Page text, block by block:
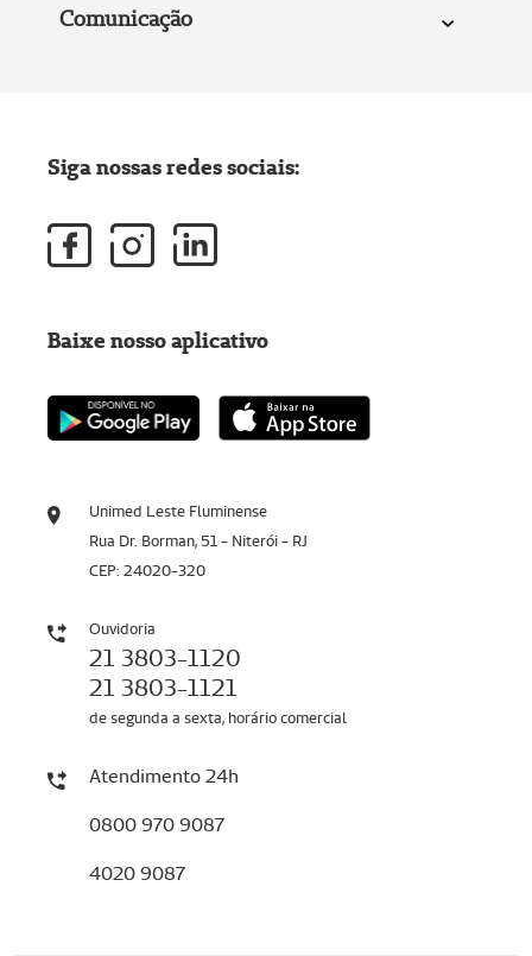
Comunicação
Unimed Leste Fluminense
Rua Dr. Borman, 51 - Niterói - RJ
CEP: 24020-320
Ouvidoria
21 3803-1120
21 3803-1121
de segunda a sexta, horário comercial
Atendimento 24h
0800 970 9087
4020 9087
Siga nossas redes sociais:
Baixe nosso aplicativo